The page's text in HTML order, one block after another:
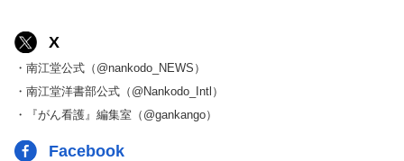
X
・南江堂公式（@nankodo_NEWS）
・南江堂洋書部公式（@Nankodo_Intl）
・『がん看護』編集室（@gankango）
Facebook